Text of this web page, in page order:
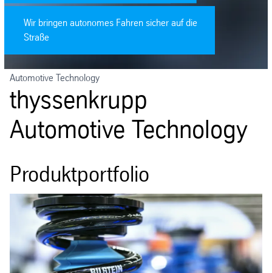
Wir bringen autonomes Fahren sicher auf die
Straße
Automotive Technology
thyssenkrupp
Automotive Technology
Produktportfolio